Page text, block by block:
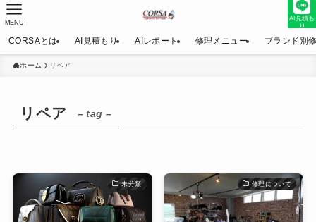
AI見積も
り
MENU
CORSAとは AI見積もり AIレポート 修理メニュー ブランド別
ホーム リペア
リペア – tag –
未分類 修理について